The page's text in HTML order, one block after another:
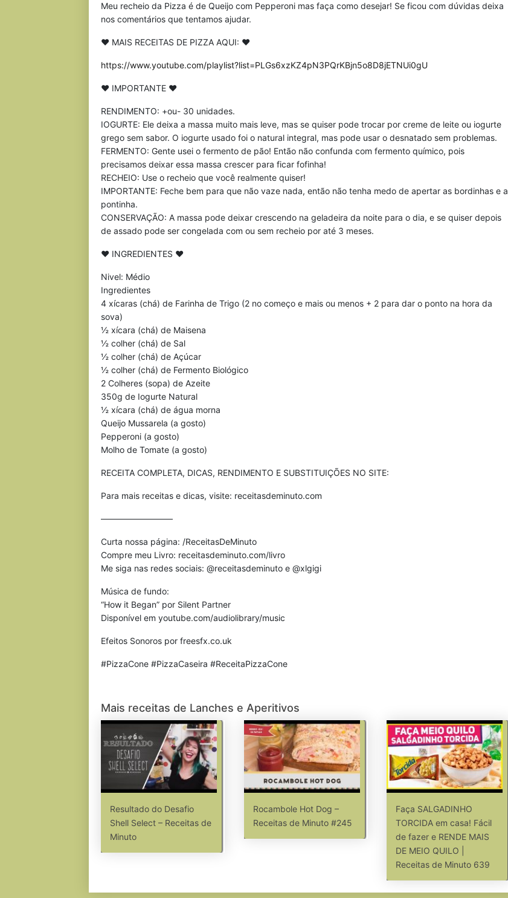
Meu recheio da Pizza é de Queijo com Pepperoni mas faça como desejar! Se ficou com dúvidas deixa
nos comentários que tentamos ajudar.
♥ MAIS RECEITAS DE PIZZA AQUI: ♥
https://www.youtube.com/playlist?list=PLGs6xzKZ4pN3PQrKBjn5o8D8jETNUi0gU
♥ IMPORTANTE ♥
RENDIMENTO: +ou- 30 unidades.
IOGURTE: Ele deixa a massa muito mais leve, mas se quiser pode trocar por creme de leite ou iogurte
grego sem sabor. O iogurte usado foi o natural integral, mas pode usar o desnatado sem problemas.
FERMENTO: Gente usei o fermento de pão! Então não confunda com fermento químico, pois
precisamos deixar essa massa crescer para ficar fofinha!
RECHEIO: Use o recheio que você realmente quiser!
IMPORTANTE: Feche bem para que não vaze nada, então não tenha medo de apertar as bordinhas e a
pontinha.
CONSERVAÇÃO: A massa pode deixar crescendo na geladeira da noite para o dia, e se quiser depois
de assado pode ser congelada com ou sem recheio por até 3 meses.
♥ INGREDIENTES ♥
Nivel: Médio
Ingredientes
4 xícaras (chá) de Farinha de Trigo (2 no começo e mais ou menos + 2 para dar o ponto na hora da
sova)
½ xícara (chá) de Maisena
½ colher (chá) de Sal
½ colher (chá) de Açúcar
½ colher (chá) de Fermento Biológico
2 Colheres (sopa) de Azeite
350g de Iogurte Natural
½ xícara (chá) de água morna
Queijo Mussarela (a gosto)
Pepperoni (a gosto)
Molho de Tomate (a gosto)
RECEITA COMPLETA, DICAS, RENDIMENTO E SUBSTITUIÇÕES NO SITE:
Para mais receitas e dicas, visite: receitasdeminuto.com
————————–
Curta nossa página: /ReceitasDeMinuto
Compre meu Livro: receitasdeminuto.com/livro
Me siga nas redes sociais: @receitasdeminuto e @xlgigi
Música de fundo:
“How it Began” por Silent Partner
Disponível em youtube.com/audiolibrary/music
Efeitos Sonoros por freesfx.co.uk
#PizzaCone #PizzaCaseira #ReceitaPizzaCone
Mais receitas de Lanches e Aperitivos
Resultado do Desafio
Shell Select – Receitas de
Minuto
Rocambole Hot Dog –
Receitas de Minuto #245
Faça SALGADINHO
TORCIDA em casa! Fácil
de fazer e RENDE MAIS
DE MEIO QUILO |
Receitas de Minuto 639